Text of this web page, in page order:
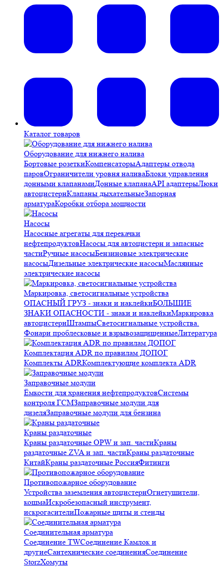
Каталог товаров
Оборудование для нижнего налива
Бортовые розеткиКомпенсаторыАдаптеры отвода
паровОграничители уровня наливаБлоки управления
донными клапанамиДонные клапанаAPI адаптерыЛюки
автоцистернКлапаны дыхательныеЗапорная
арматураКоробки отбора мощности
Насосы
Насосные агрегаты для перекачки
нефтепродуктовНасосы для автоцистерн и запасные
частиРучные насосыБензиновые электрические
насосыДизельные электрические насосыМаслянные
электрические насосы
Маркировка, светосигнальные устройства
ОПАСНЫЙ ГРУЗ - знаки и наклейкиБОЛЬШИЕ
ЗНАКИ ОПАСНОСТИ - знаки и наклейкиМаркировка
автоцистернШтампыСветосигнальные устройства.
Фонари проблесковые и взрывозащищенныеЛитература
Комплектация ADR по правилам ДОПОГ
Комплекты ADRКомплектующие комплекта ADR
Заправочные модули
Ёмкости для хранения нефтепродуктовСистемы
контроля ГСМЗаправочные модули для
дизеляЗаправочные модули для бензина
Краны раздаточные
Краны раздаточные OPW и зап. частиКраны
раздаточные ZVA и зап. частиКраны раздаточные
КитайКраны раздаточные РоссияФитинги
Противопожарное оборудование
Устройства заземления автоцистернОгнетушители,
кошмаИскробезопасный инструмент,
искрогасителиПожарные щиты и стенды
Соединительная арматура
Соединение TWСоединение Камлок и
другиеСантехнические соединенияСоединение
StorzХомуты